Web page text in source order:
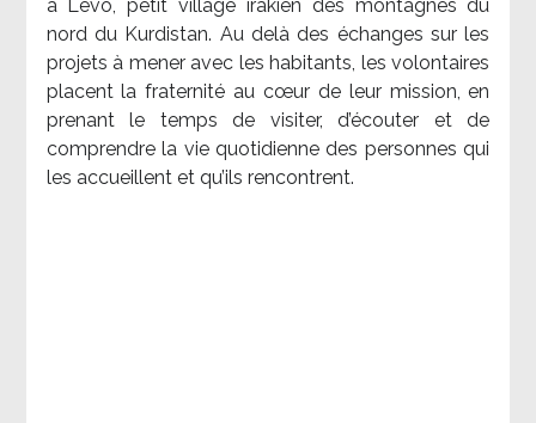
à Levo, petit village irakien des montagnes du
nord du Kurdistan. Au delà des échanges sur les
projets à mener avec les habitants, les volontaires
placent la fraternité au cœur de leur mission, en
prenant le temps de visiter, d’écouter et de
comprendre la vie quotidienne des personnes qui
les accueillent et qu’ils rencontrent.